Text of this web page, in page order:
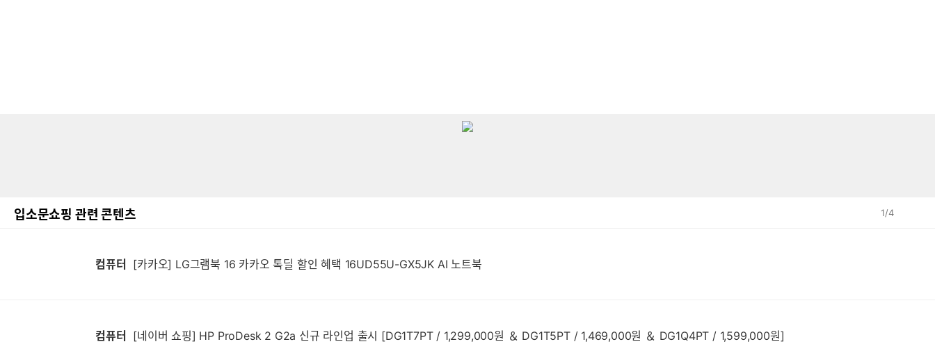
입소문쇼핑 관련 콘텐츠 1/4
컴퓨터 [카카오] LG그램북 16 카카오 톡딜 할인 혜택 16UD55U-GX5JK AI 노트북
컴퓨터 [네이버 쇼핑] HP ProDesk 2 G2a 신규 라인업 출시 [DG1T7PT / 1,299,000원 ＆ DG1T5PT / 1,469,000원 ＆ DG1Q4PT / 1,599,000원]